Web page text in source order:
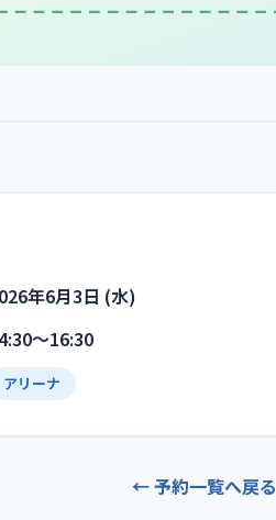
年6月3日 (水)
〜16:30
アリーナ
← 予約一覧へ戻る